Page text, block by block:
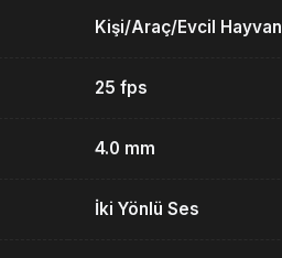
Kişi/Araç/Evcil Hayvan
25 fps
4.0 mm
İki Yönlü Ses